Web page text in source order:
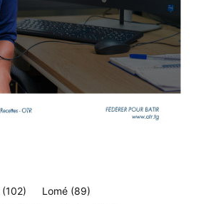
(102) Lomé (89)